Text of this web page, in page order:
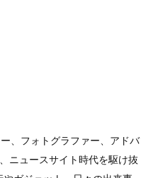
、フォトグラファー、アドバ
ニュースサイト時代を駆け抜